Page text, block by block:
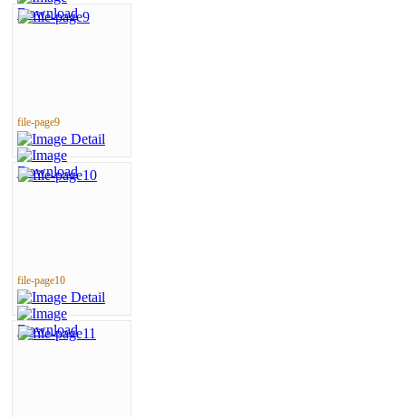
file-page9
file-page10